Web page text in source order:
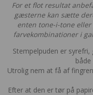
For et flot resultat
gæsterne kan sætte
enten tone-i-tone
farvekombinationer i
Stempelpuden er
Utrolig nem at få af
Efter at den er tør på